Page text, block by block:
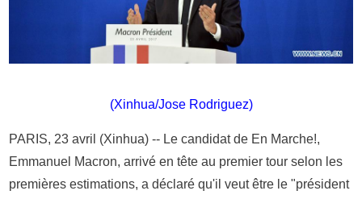
(Xinhua/Jose Rodriguez)
PARIS, 23 avril (Xinhua) -- Le candidat de En Marche!,
Emmanuel Macron, arrivé en tête au premier tour selon les
premières estimations, a déclaré qu'il veut être le "président